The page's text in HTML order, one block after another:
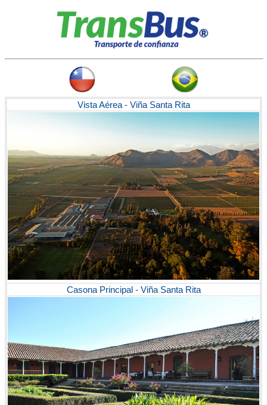
Vista Aérea - Viña Santa Rita
Casona Principal - Viña Santa Rita